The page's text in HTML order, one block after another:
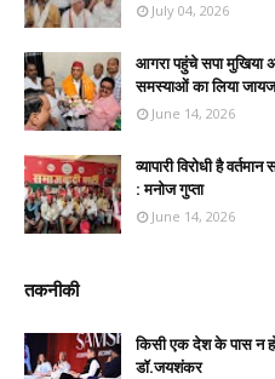
July 04, 2026
आगरा पहुंचे सपा मुखिया
समस्याओं का लिया
June 14, 2026
व्यापारी विरोधी है
: मनोज गुप्ता
June 14, 2026
तकनीकी
किसी एक देश के पास न
डॉ.जयशंकर